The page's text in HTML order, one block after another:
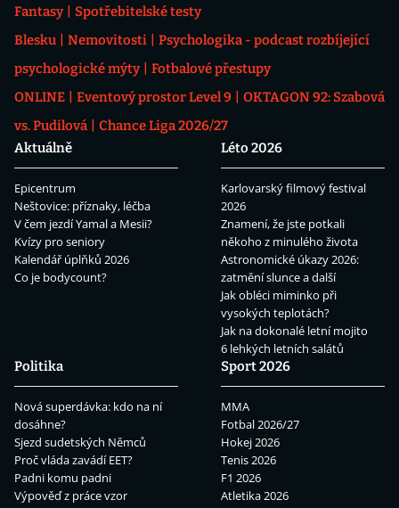
Fantasy
Spotřebitelské testy
Blesku
Nemovitosti
Psychologika - podcast rozbíjející
psychologické mýty
Fotbalové přestupy
ONLINE
Eventový prostor Level 9
OKTAGON 92: Szabová
vs. Pudilová
Chance Liga 2026/27
Aktuálně
Epicentrum
Neštovice: příznaky, léčba
V čem jezdí Yamal a Mesii?
Kvízy pro seniory
Kalendář úplňků 2026
Co je bodycount?
Léto 2026
Karlovarský filmový festival
2026
Znamení, že jste potkali
někoho z minulého života
Astronomické úkazy 2026:
zatmění slunce a další
Jak obléci miminko při
vysokých teplotách?
Jak na dokonalé letní mojito
6 lehkých letních salátů
Politika
Nová superdávka: kdo na ní
dosáhne?
Sjezd sudetských Němců
Proč vláda zavádí EET?
Padni komu padni
Výpověď z práce vzor
Sport 2026
MMA
Fotbal 2026/27
Hokej 2026
Tenis 2026
F1 2026
Atletika 2026